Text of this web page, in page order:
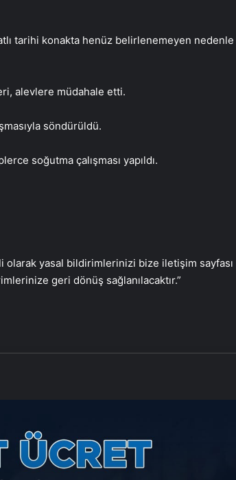
tarihi konakta henüz belirlenemeyen nedenle
alevlere müdahale etti.
söndürüldü.
soğutma çalışması yapıldı.
olarak yasal bildirimlerinizi bize iletişim sayfası
geri dönüş sağlanılacaktır.”
Nişantaşı Üniversitesi’nden 2026
YKS Adaylarına Çifte Güvence:
Sabit Ücret ve Kesintisiz Burs
Temmuz Ayındaki Karar
Duruşmasına Çevrildi